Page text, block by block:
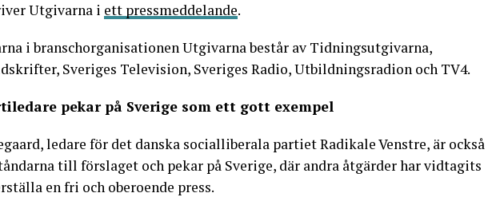
Utgivarna i ett pressmeddelande.
i branschorganisationen Utgivarna består av Tidningsutgivarna,
Sveriges Television, Sveriges Radio, Utbildningsradion och TV4.
pekar på Sverige som ett gott exempel
ledare för det danska socialliberala partiet Radikale Venstre, är också
till förslaget och pekar på Sverige, där andra åtgärder har vidtagits
en fri och oberoende press.